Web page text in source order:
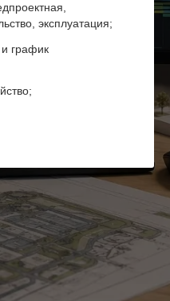
эксплуатация;
график